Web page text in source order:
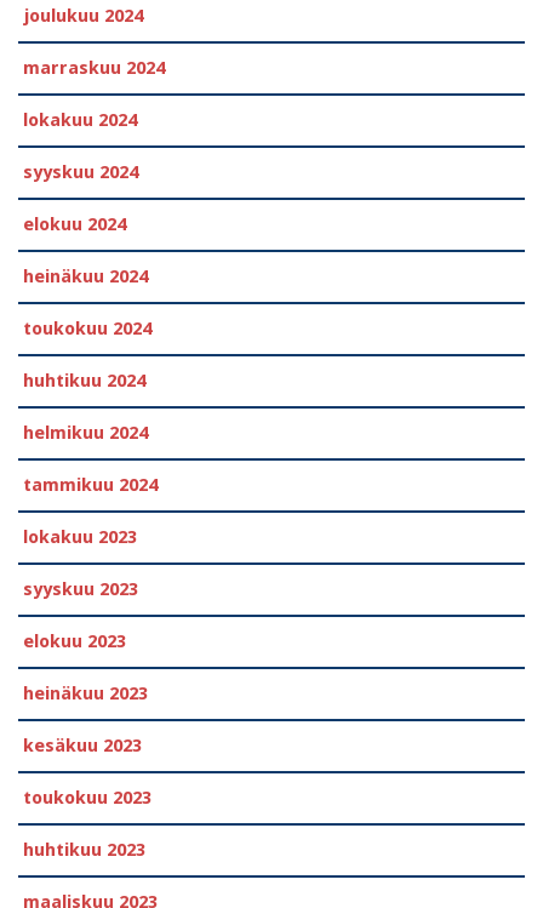
joulukuu 2024
marraskuu 2024
lokakuu 2024
syyskuu 2024
elokuu 2024
heinäkuu 2024
toukokuu 2024
huhtikuu 2024
helmikuu 2024
tammikuu 2024
lokakuu 2023
syyskuu 2023
elokuu 2023
heinäkuu 2023
kesäkuu 2023
toukokuu 2023
huhtikuu 2023
maaliskuu 2023